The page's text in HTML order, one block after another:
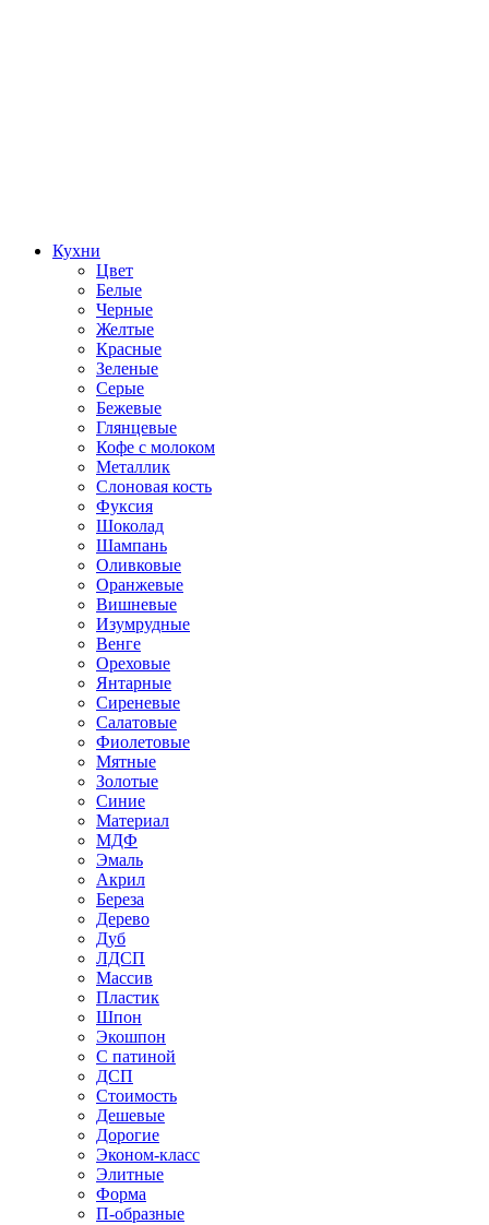
Кухни
Цвет
Белые
Черные
Желтые
Красные
Зеленые
Серые
Бежевые
Глянцевые
Кофе с молоком
Металлик
Слоновая кость
Фуксия
Шоколад
Шампань
Оливковые
Оранжевые
Вишневые
Изумрудные
Венге
Ореховые
Янтарные
Сиреневые
Салатовые
Фиолетовые
Мятные
Золотые
Синие
Материал
МДФ
Эмаль
Акрил
Береза
Дерево
Дуб
ЛДСП
Массив
Пластик
Шпон
Экошпон
С патиной
ДСП
Стоимость
Дешевые
Дорогие
Эконом-класс
Элитные
Форма
П-образные